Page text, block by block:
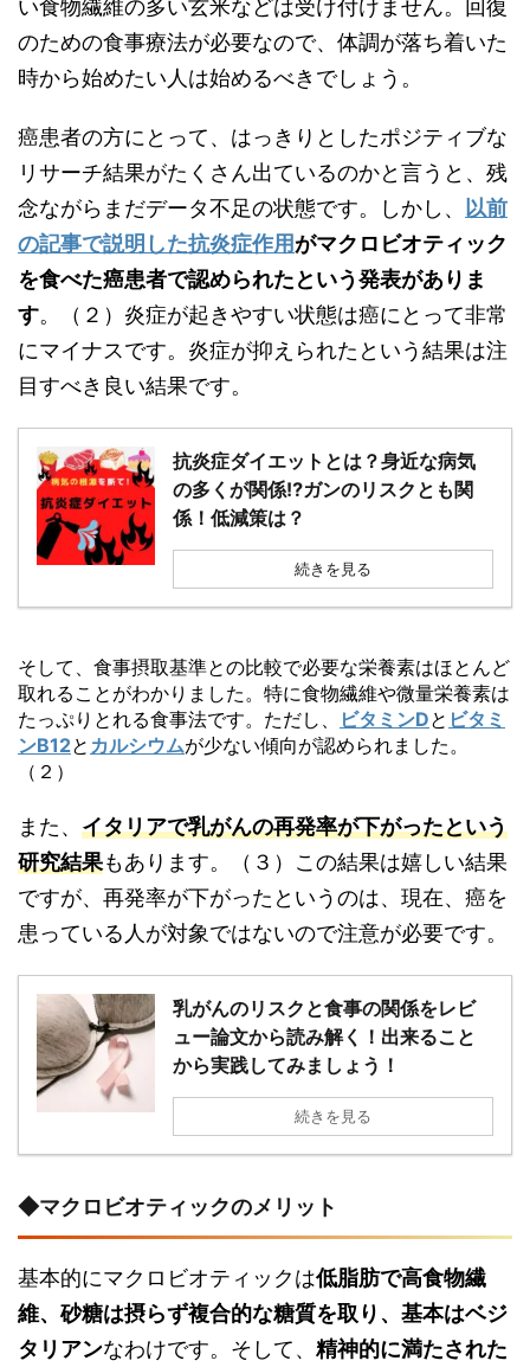
い食物繊維の多い玄米などは受け付けません。回復
のための食事療法が必要なので、体調が落ち着いた
時から始めたい人は始めるべきでしょう。
癌患者の方にとって、はっきりとしたポジティブな
リサーチ結果がたくさん出ているのかと言うと、残
念ながらまだデータ不足の状態です。しかし、
以前
の記事で説明した抗炎症作用がマクロビオティック
を食べた癌患者で認められたという発表がありま
す。（２）炎症が起きやすい状態は癌にとって非常
にマイナスです。炎症が抑えられたという結果は注
目すべき良い結果です。
抗炎症ダイエットとは？身近な病気
の多くが関係⁉ガンのリスクとも関
係！低減策は？
続きを見る
そして、食事摂取基準との比較で必要な栄養素はほとんど
取れることがわかりました。特に食物繊維や微量栄養素は
たっぷりとれる食事法です。ただし、
ビタミンDと ビタミ
ンB12と カルシウムが少ない傾向が認められました。
（２）
また、 イタリアで乳がんの再発率が下がったという
研究結果もあります。（３）この結果は嬉しい結果
ですが、再発率が下がったというのは、現在、癌を
患っている人が対象ではないので注意が必要です。
乳がんのリスクと食事の関係をレビ
ュー論文から読み解く！出来ること
から実践してみましょう！
続きを見る
◆マクロビオティックのメリット
基本的にマクロビオティックは低脂肪で高食物繊
維、砂糖は摂らず複合的な糖質を取り、基本はベジ
タリアンなわけです。そして、 精神的に満たされた